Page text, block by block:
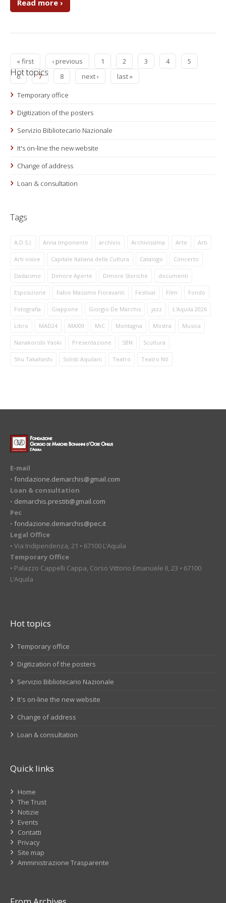
Read more ›
« first ‹ previous 1 2 3 4
5
6
7 8 next › last »
Hot topics
Temporary office
Digitization of the posters
Servizio Bibliotecario Nazionale
It's on-line the new website
Change of address
Loan & consultation
Tags
A.D.S.I. Anna Imponente archivio Archivissima Arte Arti
Arti visive Capitale Italiana della Cultura Catalogo Concerto
Dadaismo Dimore Aperte Dimore Storiche documenti
Esposizione Fabio Massimo Fioravanti Festival Film Fondo
Fotografia Giappone Giorgio De Marchis jazz L'Aquila 2026
Libro MAD24 MAXXI MiC Montagna Mostra Musica
Nanakorobi Yaoki Presentazione SBN Scultura
Shu Takahashi Solisti Aquilani Teatro Teatro Nō
E-mail
• fondazione.demarchis@gmail.com
Loan & consultation
• demarchis.prestiti@gmail.com
Pec
• fondazione.demarchis@pec.it
Legal Office
• Via Indipendenza, 21 • 67100 L’Aquila
Temporary Office
• Palazzo Cappelli Cappa, Corso Vittorio Emanuele II, 23 • 67100
L’Aquila
Hot topics
Temporary office
Digitization of the posters
Servizio Bibliotecario Nazionale
It's on-line the new website
Change of address
Loan & consultation
Quick links
Home
The Trust
Notizie
Events
Contatti
Privacy
Site map
Amministrazione Trasparente